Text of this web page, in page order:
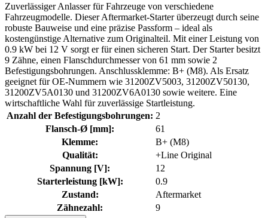
Zuverlässiger Anlasser für Fahrzeuge von verschiedene
Fahrzeugmodelle. Dieser Aftermarket-Starter überzeugt durch seine
robuste Bauweise und eine präzise Passform – ideal als
kostengünstige Alternative zum Originalteil. Mit einer Leistung von
0.9 kW bei 12 V sorgt er für einen sicheren Start. Der Starter besitzt
9 Zähne, einen Flanschdurchmesser von 61 mm sowie 2
Befestigungsbohrungen. Anschlussklemme: B+ (M8). Als Ersatz
geeignet für OE-Nummern wie 31200ZV5003, 31200ZV50130,
31200ZV5A0130 und 31200ZV6A0130 sowie weitere. Eine
wirtschaftliche Wahl für zuverlässige Startleistung.
Anzahl der Befestigungsbohrungen: 2
Flansch-Ø [mm]:
61
Klemme:
B+ (M8)
Qualität:
+Line Original
Spannung [V]:
12
Starterleistung [kW]:
0.9
Zustand:
Aftermarket
Zähnezahl:
9